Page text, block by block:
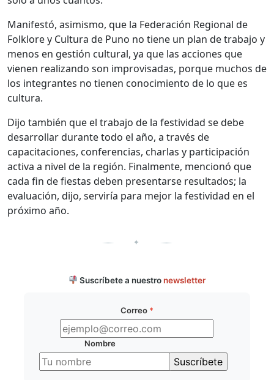
Manifestó, asimismo, que la Federación Regional de
Folklore y Cultura de Puno no tiene un plan de trabajo y
menos en gestión cultural, ya que las acciones que
vienen realizando son improvisadas, porque muchos de
los integrantes no tienen conocimiento de lo que es
cultura.
Dijo también que el trabajo de la festividad se debe
desarrollar durante todo el año, a través de
capacitaciones, conferencias, charlas y participación
activa a nivel de la región. Finalmente, mencionó que
cada fin de fiestas deben presentarse resultados; la
evaluación, dijo, serviría para mejor la festividad en el
próximo año.
✦
Suscríbete a nuestro newsletter
Correo *
Nombre